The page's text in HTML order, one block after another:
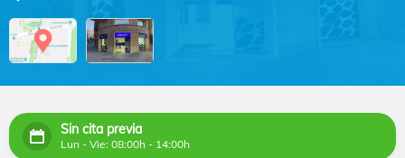
Sin cita previa
Lun - Vie: 08:00h - 14:00h